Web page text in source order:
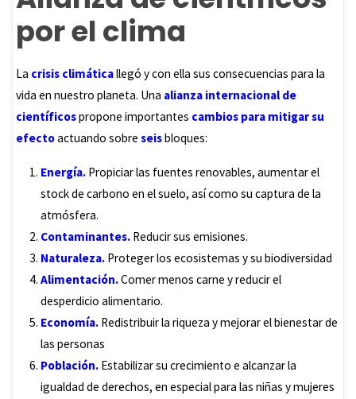
por el clima
La crisis climáticallegó y con ella sus consecuencias para la
vida en nuestro planeta. Una alianza internacional de
científicospropone importantes cambios para mitigar su
efectoactuando sobreseisbloques:
Energía. Propiciar las fuentes renovables, aumentar el
stock de carbono en el suelo, así como su captura de la
atmósfera.
Contaminantes. Reducir sus emisiones.
Naturaleza. Proteger los ecosistemas y su biodiversidad
Alimentación.Comer menos carne y reducir el
desperdicio alimentario.
Economía. Redistribuir la riqueza y mejorar el bienestar de
las personas
Población. Estabilizar su crecimiento e alcanzar la
igualdad de derechos, en especial para las niñas y mujeres